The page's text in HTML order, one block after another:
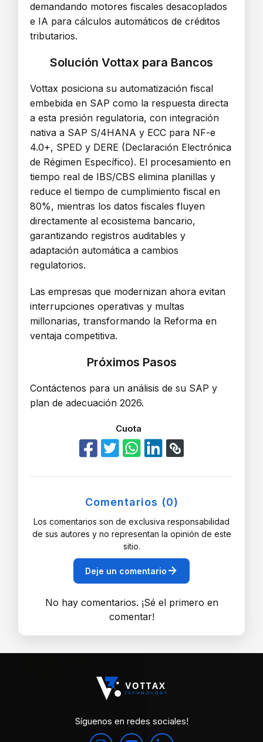
demandando motores fiscales desacoplados
e IA para cálculos automáticos de créditos
tributarios.
Solución Vottax para Bancos
Vottax posiciona su automatización fiscal
embebida en SAP como la respuesta directa
a esta presión regulatoria, con integración
nativa a SAP S/4HANA y ECC para NF-e
4.0+, SPED y DERE (Declaración Electrónica
de Régimen Específico). El procesamiento en
tiempo real de IBS/CBS elimina planillas y
reduce el tiempo de cumplimiento fiscal en
80%, mientras los datos fiscales fluyen
directamente al ecosistema bancario,
garantizando registros auditables y
adaptación automática a cambios
regulatorios.
Las empresas que modernizan ahora evitan
interrupciones operativas y multas
millonarias, transformando la Reforma en
ventaja competitiva.
Próximos Pasos
Contáctenos para un análisis de su SAP y
plan de adecuación 2026.
Cuota
Comentarios (0)
Los comentarios son de exclusiva responsabilidad
de sus autores y no representan la opinión de este
sitio.
Deje un comentario arrow_forward
No hay comentarios. ¡Sé el primero en
comentar!
Síguenos en redes sociales!